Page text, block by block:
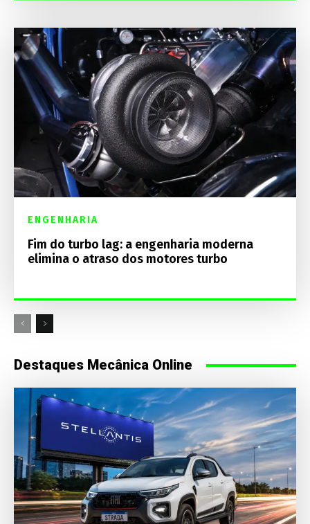
ENGENHARIA
Fim do turbo lag: a engenharia moderna
elimina o atraso dos motores turbo
Destaques Mecânica Online